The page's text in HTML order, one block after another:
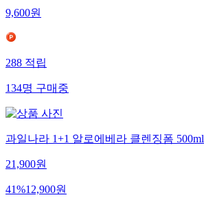
9,600원
288 적립
134명 구매중
과일나라 1+1 알로에베라 클렌징폼 500ml
21,900원
41%12,900원